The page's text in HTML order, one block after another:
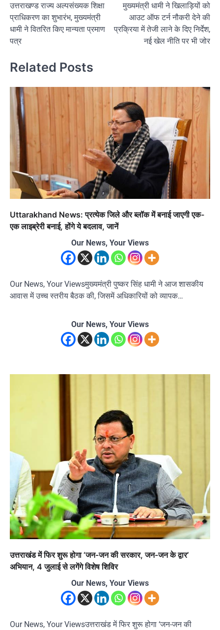
navigation
उत्तराखण्ड राज्य अल्पसंख्यक शिक्षा
प्राधिकरण का शुभारंभ, मुख्यमंत्री
धामी ने वितरित किए मान्यता प्रमाण
पत्र
मुख्यमंत्री धामी ने खिलाड़ियों को
आउट ऑफ टर्न नौकरी देने की
प्रक्रिया में तेजी लाने के दिए निर्देश,
नई खेल नीति पर भी जोर
Related Posts
Uttarakhand News: प्रत्येक जिले और ब्लॉक में बनाई जाएगी एक-
एक लाइब्रेरी बनाई, होंगे ये बदलाव, जानें
Our News, Your Views
Our News, Your Viewsमुख्यमंत्री पुष्कर सिंह धामी ने आज शासकीय
आवास में उच्च स्तरीय बैठक की, जिसमें अधिकारियों को व्यापक…
Our News, Your Views
उत्तराखंड में फिर शुरू होगा ‘जन-जन की सरकार, जन-जन के द्वार’
अभियान, 4 जुलाई से लगेंगे विशेष शिविर
Our News, Your Views
Our News, Your Viewsउत्तराखंड में फिर शुरू होगा ‘जन-जन की